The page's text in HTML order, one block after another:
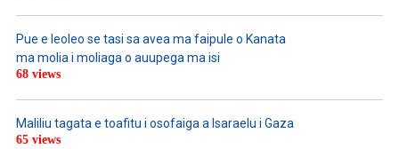
Pue e leoleo se tasi sa avea ma faipule o Kanata
ma molia i moliaga o auupega ma isi
68 views
Maliliu tagata e toafitu i osofaiga a Isaraelu i Gaza
65 views